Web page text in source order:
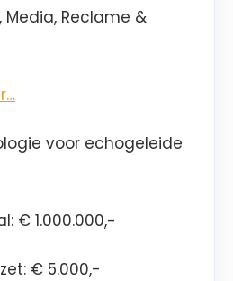
Media, Reclame &
voor echogeleide
: € 1.000.000,-
€ 5.000,-